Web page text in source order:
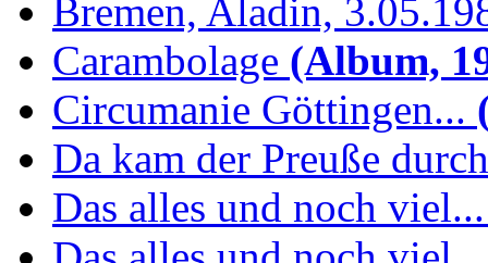
Bremen, Aladin,
Carambolage (Album,
Circumanie Göttingen...
Da kam der Preuße durch
Das alles und noch viel...